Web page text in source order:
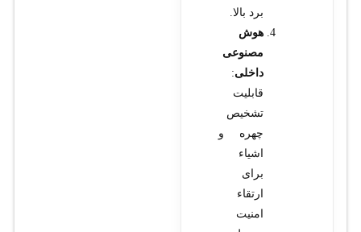
برد بالا.
هوش
مصنوعی
داخلی:
قابلیت
تشخیص
چهره و
اشیاء
برای
ارتقاء
امنیت